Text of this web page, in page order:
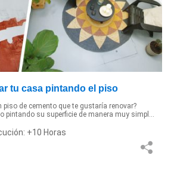
tu casa pintando el piso
piso de cemento que te gustaría renovar?
pintando su superficie de manera muy simpl...
+10 Horas